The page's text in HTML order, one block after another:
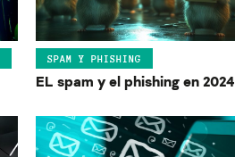
SPAM Y PHISHING
EL spam y el phishing en 2024